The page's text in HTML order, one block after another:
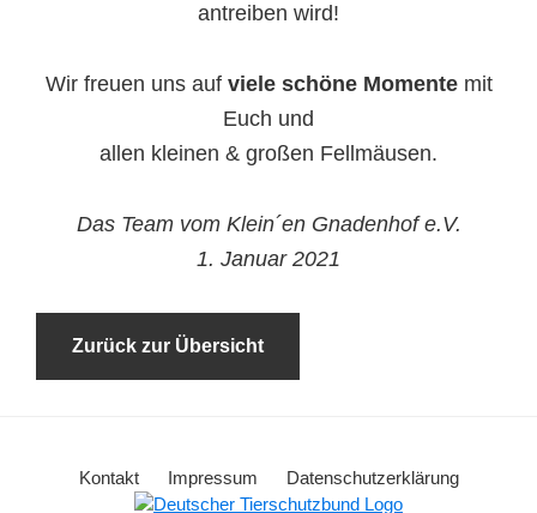
antreiben wird!
Wir freuen uns auf viele schöne Momentemit
Euch und
allen kleinen & großen Fellmäusen.
Das Team vom Klein´en Gnadenhof e.V.
1. Januar 2021
Zurück zur Übersicht
Kontakt Impressum Datenschutzerklärung